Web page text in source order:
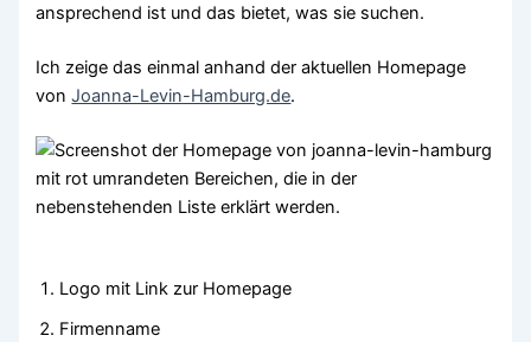
ansprechend ist und das bietet, was sie suchen.
Ich zeige das einmal anhand der aktuellen Homepage
vonJoanna-Levin-Hamburg.de.
Logo mit Link zur Homepage
Firmenname